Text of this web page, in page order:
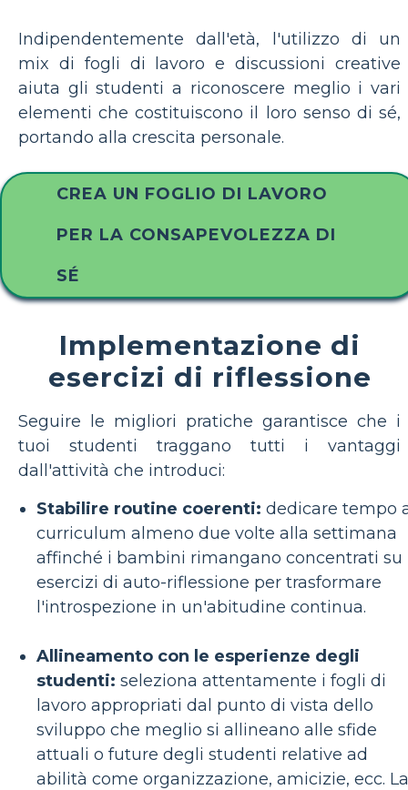
Indipendentemente dall'età, l'utilizzo di un
mix di fogli di lavoro e discussioni creative
aiuta gli studenti a riconoscere meglio i vari
elementi che costituiscono il loro senso di sé,
portando alla crescita personale.
CREA UN FOGLIO DI LAVORO
PER LA CONSAPEVOLEZZA DI
SÉ
Implementazione di
esercizi di riflessione
Seguire le migliori pratiche garantisce che i
tuoi studenti traggano tutti i vantaggi
dall'attività che introduci:
Stabilire routine coerenti: dedicare tempo
curriculum almeno due volte alla settimana
affinché i bambini rimangano concentrati su
esercizi di auto-riflessione per trasformare
l'introspezione in un'abitudine continua.
Allineamento con le esperienze degli
studenti: seleziona attentamente i fogli di
lavoro appropriati dal punto di vista dello
sviluppo che meglio si allineano alle sfide
attuali o future degli studenti relative ad
abilità come organizzazione, amicizie, ecc. La